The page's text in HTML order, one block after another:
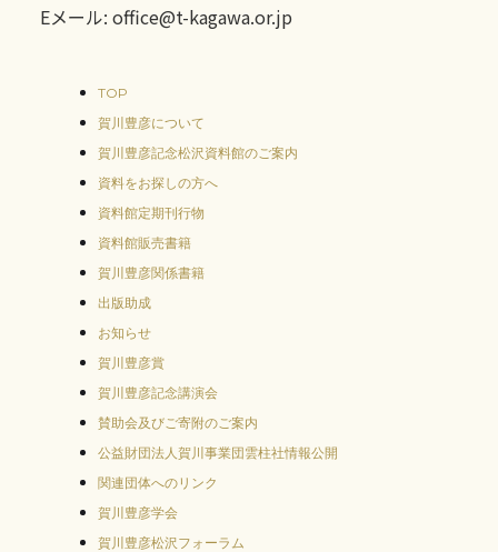
Eメール: office@t-kagawa.or.jp
TOP
賀川豊彦について
賀川豊彦記念松沢資料館のご案内
資料をお探しの方へ
資料館定期刊行物
資料館販売書籍
賀川豊彦関係書籍
出版助成
お知らせ
賀川豊彦賞
賀川豊彦記念講演会
賛助会及びご寄附のご案内
公益財団法人賀川事業団雲柱社情報公開
関連団体へのリンク
賀川豊彦学会
賀川豊彦松沢フォーラム